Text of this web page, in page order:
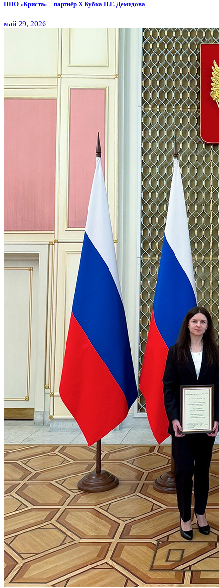
НПО «Криста» – партнёр X Кубка П.Г. Демидова
май 29, 2026